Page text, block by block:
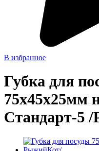
В избранное
Губка для
75х45х25мм
Стандарт-5